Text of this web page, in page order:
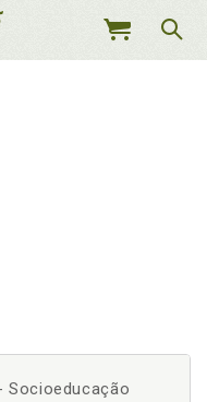
MEU
Socioeducação